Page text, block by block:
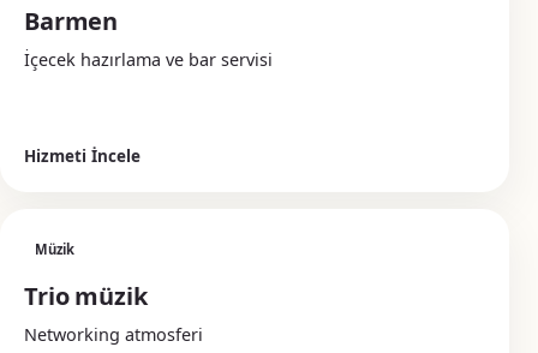
Barmen
İçecek hazırlama ve bar servisi
Hizmeti İncele
Müzik
Trio müzik
Networking atmosferi